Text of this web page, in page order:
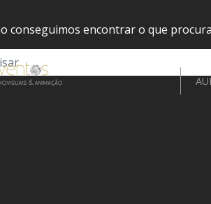
conseguimos encontrar o que